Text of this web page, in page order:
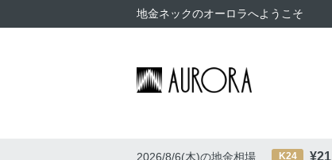
地金ネックのオーロラへようこそ
2026/8/6(木)の地金相場 K24 ¥